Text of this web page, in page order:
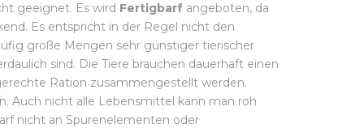
geeignet. Es wird Fertigbarf angeboten, da
Es entspricht in der Regel nicht den
große Mengen sehr günstiger tierischer
sind. Die Tiere brauchen dauerhaft einen
Ration zusammengestellt werden.
Auch nicht alle Lebensmittel kann man roh
nicht an Spurenelementen oder